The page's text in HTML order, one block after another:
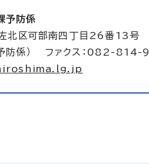
予防係
区可部南四丁目26番13号
防係） ファクス：082-814-